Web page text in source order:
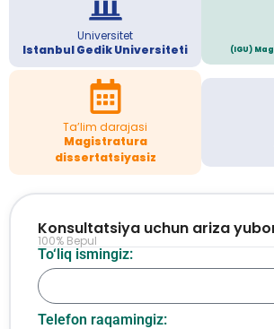
Universitet
Istanbul Gedik Universiteti
(IGU)
Ta’lim darajasi
Magistratura
dissertatsiyasiz
To‘liq ismingiz:
Telefon raqamingiz:
Konsultatsiya uchun ariza
100% Bepul